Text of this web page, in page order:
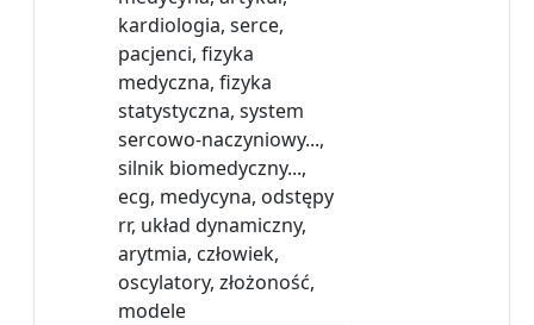
kardiologia, serce,
pacjenci, fizyka
medyczna, fizyka
statystyczna, system
sercowo-naczyniowy...,
silnik biomedyczny...,
ecg, medycyna, odstępy
rr, układ dynamiczny,
arytmia, człowiek,
oscylatory, złożoność,
modele